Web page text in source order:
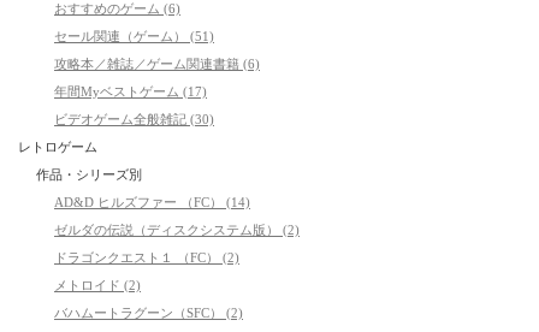
おすすめのゲーム (6)
セール関連（ゲーム） (51)
攻略本／雑誌／ゲーム関連書籍 (6)
年間Myベストゲーム (17)
ビデオゲーム全般雑記 (30)
レトロゲーム
作品・シリーズ別
AD&D ヒルズファー （FC） (14)
ゼルダの伝説（ディスクシステム版） (2)
ドラゴンクエスト１ （FC） (2)
メトロイド (2)
バハムートラグーン（SFC） (2)